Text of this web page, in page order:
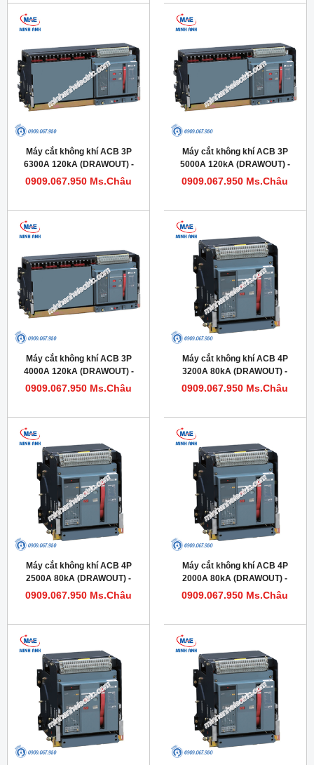
Máy cắt không khí ACB 3P
6300A 120kA (DRAWOUT) -
Model HDW663633DHVV56M
0909.067.950 Ms.Châu
Máy cắt không khí ACB 3P
5000A 120kA (DRAWOUT) -
Model HDW663503DHVV56M
0909.067.950 Ms.Châu
Máy cắt không khí ACB 3P
4000A 120kA (DRAWOUT) -
Model HDW663403DHVV56M
0909.067.950 Ms.Châu
Máy cắt không khí ACB 4P
3200A 80kA (DRAWOUT) -
Model HDW632324DHVV56M
0909.067.950 Ms.Châu
Máy cắt không khí ACB 4P
2500A 80kA (DRAWOUT) -
Model HDW632254DHVV56M
0909.067.950 Ms.Châu
Máy cắt không khí ACB 4P
2000A 80kA (DRAWOUT) -
Model HDW620204DHVV56M
0909.067.950 Ms.Châu